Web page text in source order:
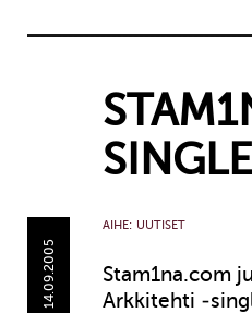
14.09.2005
AIHE: UUTISET
Stam1na.com
Arkkitehti -